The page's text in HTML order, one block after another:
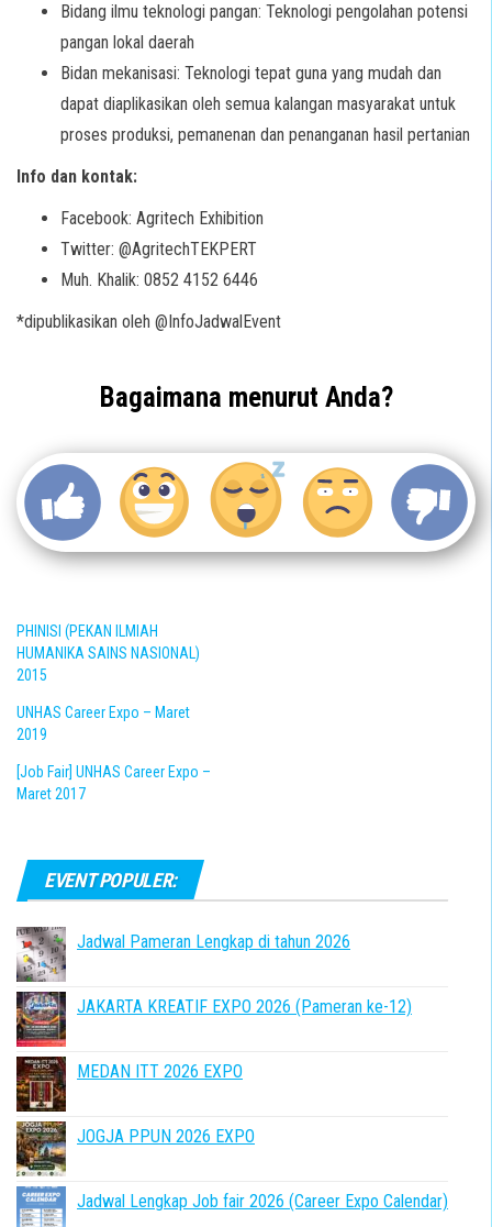
Bidang ilmu teknologi pangan: Teknologi pengolahan potensi
pangan lokal daerah
Bidan mekanisasi: Teknologi tepat guna yang mudah dan
dapat diaplikasikan oleh semua kalangan masyarakat untuk
proses produksi, pemanenan dan penanganan hasil pertanian
Info dan kontak:
Facebook: Agritech Exhibition
Twitter: @AgritechTEKPERT
Muh. Khalik: 0852 4152 6446
*dipublikasikan oleh @InfoJadwalEvent
Bagaimana menurut Anda?
PHINISI (PEKAN ILMIAH
HUMANIKA SAINS NASIONAL)
2015
UNHAS Career Expo – Maret
2019
[Job Fair] UNHAS Career Expo –
Maret 2017
EVENT POPULER:
Jadwal Pameran Lengkap di tahun 2026
JAKARTA KREATIF EXPO 2026 (Pameran ke-12)
MEDAN ITT 2026 EXPO
JOGJA PPUN 2026 EXPO
Jadwal Lengkap Job fair 2026 (Career Expo Calendar)